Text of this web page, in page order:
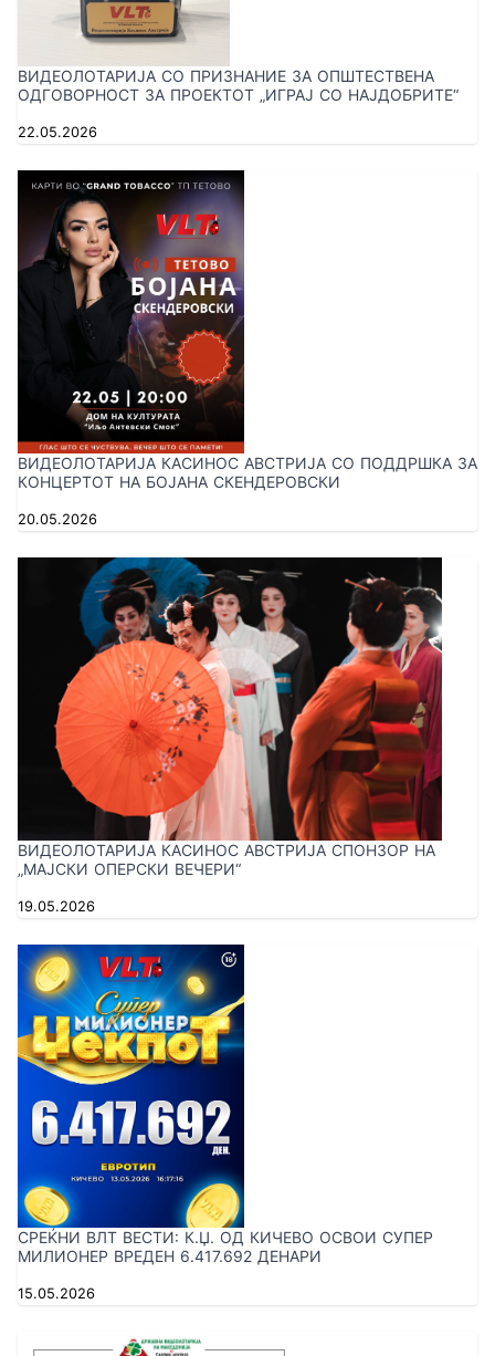
ВИДЕОЛОТАРИЈА СО ПРИЗНАНИЕ ЗА ОПШТЕСТВЕНА
ОДГОВОРНОСТ ЗА ПРОЕКТОТ „ИГРАЈ СО НАЈДОБРИТЕ“
22.05.2026
ВИДЕОЛОТАРИЈА КАСИНОС АВСТРИЈА СО ПОДДРШКА ЗА
КОНЦЕРТОТ НА БОЈАНА СКЕНДЕРОВСКИ
20.05.2026
ВИДЕОЛОТАРИЈА КАСИНОС АВСТРИЈА СПОНЗОР НА
„МАЈСКИ ОПЕРСКИ ВЕЧЕРИ“
19.05.2026
СРЕЌНИ ВЛТ ВЕСТИ: К.Џ. ОД КИЧЕВО ОСВОИ СУПЕР
МИЛИОНЕР ВРЕДЕН 6.417.692 ДЕНАРИ
15.05.2026